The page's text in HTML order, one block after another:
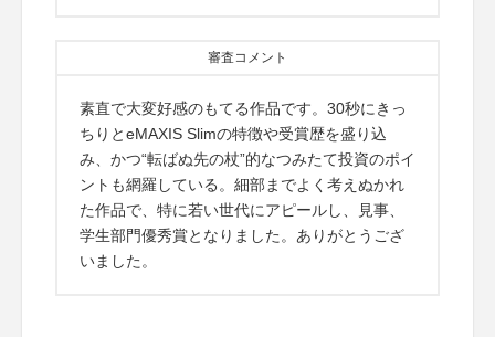
審査コメント
素直で大変好感のもてる作品です。30秒にきっ
ちりとeMAXIS Slimの特徴や受賞歴を盛り込
み、かつ“転ばぬ先の杖”的なつみたて投資のポイ
ントも網羅している。細部までよく考えぬかれ
た作品で、特に若い世代にアピールし、見事、
学生部門優秀賞となりました。ありがとうござ
いました。